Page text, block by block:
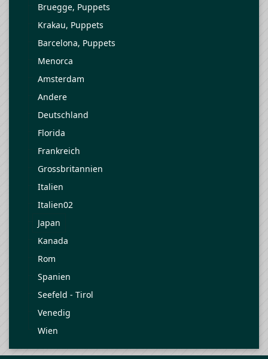
Bruegge, Puppets
Krakau, Puppets
Barcelona, Puppets
Menorca
Amsterdam
Andere
Deutschland
Florida
Frankreich
Grossbritannien
Italien
Italien02
Japan
Kanada
Rom
Spanien
Seefeld - Tirol
Venedig
Wien